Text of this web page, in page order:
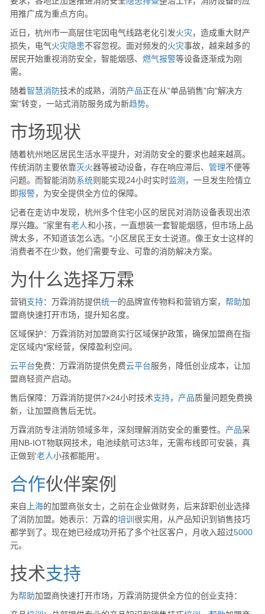
用推广成为重点方向。
近日，杭州市一高层住宅因电气线路老化引发火灾，造成重大财产
损失，电气火灾隐患不容忽视。面对频发的火灾事故，越来越多的
居民开始重视消防安全，智能烟感、 燃气报警等设备逐渐成为刚
需。
随着智慧消防技术的成熟，消防产品正在从"单品销售"向"解决方
案"转变，一站式消防服务成为新趋势。
市场现状
随着杭州地区居民生活水平提升，对消防安全的要求也越来越高。
传统消防主要依靠灭火器等被动设备，存在响应滞后、 管理不便等
问题。而智能消防系统则能实现24小时实时监测 ，一旦发生险情立
即报警，为安全提供全方位的保障。
记者在走访中发现，杭州多个住宅小区的居民对消防设备表现出浓
厚兴趣。"家里有老人和小孩，一直想装一套智能烟感，但市场上品
牌太多，不知道该怎么选。"小区居民王女士说道。像王女士这样的
消费者不在少数，他们需要专业、可靠的消防解决方案。
为什么选择万霖
营销支持：万霖消防提供统一的品牌宣传物料和营销方案， 帮助加
盟商快速打开市场，提升知名度。
区域保护：万霖消防对加盟商实行区域保护政策，确保加盟商在指
定区域内*家经营，保障盈利空间。
云平台免费：万霖消防提供免费云平台服务，降低创业成本，让加
盟商轻资产启动。
售后保障：万霖消防提供7×24小时技术支持， 产品质量问题免费换
新，让加盟商售后无忧。
万霖消防专注消防领域多年，深刻理解消防安全的重要性。 产品采
用NB-IOT物联网技术，电池续航可达3年，无需布线即可安装，真
正做到'老人小孩都能用'。
合作伙伴案例
来自 上海的加盟商张女士，之前在企业做财务，后来辞职创业选择
了消防加盟。她表示：万霖的培训 很实用，从产品知识到销售技巧
都学到了。现在她已经成功开拓了多个社区客户，月收入超过5000
元。
技术支持
为帮助加盟商快速打开市场，万霖消防提供全方位的创业支持：